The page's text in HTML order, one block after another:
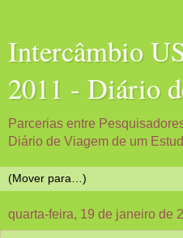
Intercâmbio
2011 - Diário
Parcerias entre
Diário de Viagem de um
quarta-feira, 19 de janeiro de